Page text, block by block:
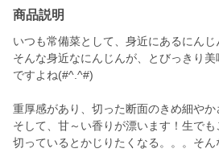
商品説明
いつも常備菜として、身近にあるにん
そんな身近なにんじんが、とびっきり
ですよね(#^.^#)
重厚感があり、切った断面のきめ細やか
そして、甘～い香りが漂います！生でも
切っているとかじりたくなる。。。そ